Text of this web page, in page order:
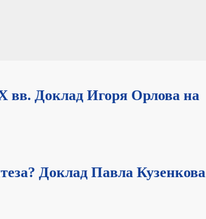
Доклад Игоря Орлова на
Доклад Павла Кузенкова